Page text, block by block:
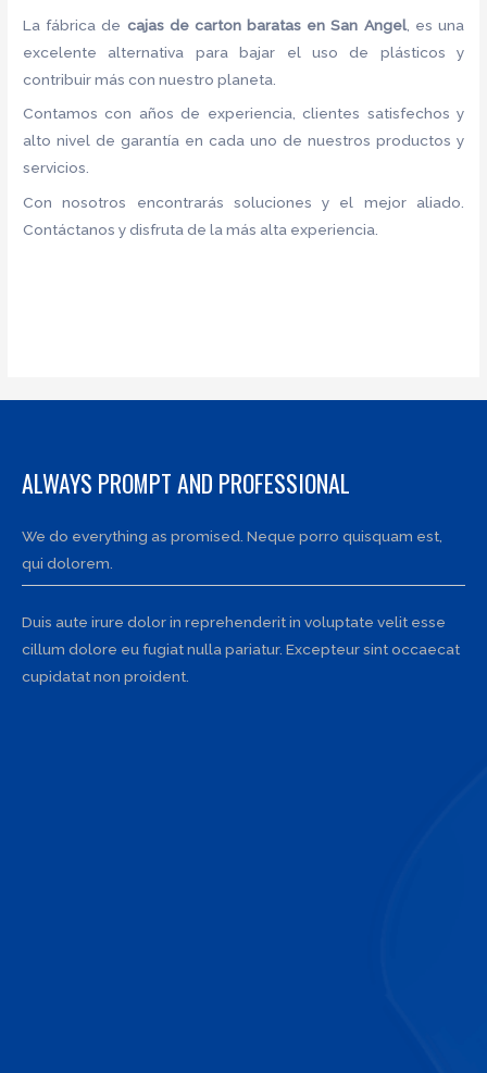
La fábrica de cajas de carton baratas en San Angel, es una
excelente alternativa para bajar el uso de plásticos y
contribuir más con nuestro planeta.
Contamos con años de experiencia, clientes satisfechos y
alto nivel de garantía en cada uno de nuestros productos y
servicios.
Con nosotros encontrarás soluciones y el mejor aliado.
Contáctanos y disfruta de la más alta experiencia.
ALWAYS PROMPT AND PROFESSIONAL
We do everything as promised. Neque porro quisquam est,
qui dolorem.
Duis aute irure dolor in reprehenderit in voluptate velit esse
cillum dolore eu fugiat nulla pariatur. Excepteur sint occaecat
cupidatat non proident.